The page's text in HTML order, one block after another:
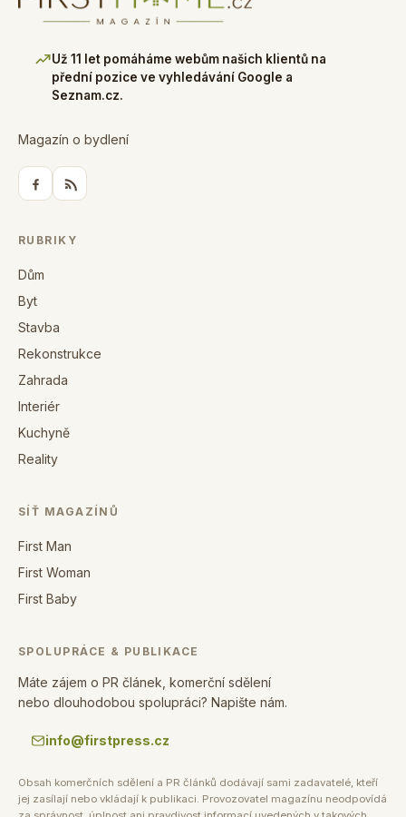
Už 11 let pomáháme webům našich klientů na
přední pozice ve vyhledávání Google a
Seznam.cz.
Magazín o bydlení
RUBRIKY
Dům
Byt
Stavba
Rekonstrukce
Zahrada
Interiér
Kuchyně
Reality
SÍŤ MAGAZÍNŮ
First Man
First Woman
First Baby
SPOLUPRÁCE & PUBLIKACE
Máte zájem o PR článek, komerční sdělení
nebo dlouhodobou spolupráci? Napište nám.
info@firstpress.cz
Obsah komerčních sdělení a PR článků dodávají sami zadavatelé, kteří
jej zasílají nebo vkládají k publikaci. Provozovatel magazínu neodpovídá